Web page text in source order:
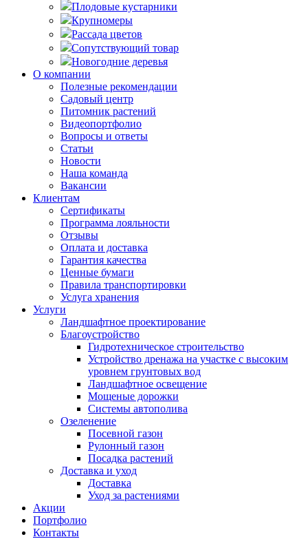
Плодовые кустарники
Крупномеры
Рассада цветов
Сопутствующий товар
Новогодние деревья
О компании
Полезные рекомендации
Садовый центр
Питомник растений
Видеопортфолио
Вопросы и ответы
Статьи
Новости
Наша команда
Вакансии
Клиентам
Сертификаты
Программа лояльности
Отзывы
Оплата и доставка
Гарантия качества
Ценные бумаги
Правила транспортировки
Услуга хранения
Услуги
Ландшафтное проектирование
Благоустройство
Гидротехническое строительство
Устройство дренажа на участке с высоким
уровнем грунтовых вод
Ландшафтное освещение
Мощеные дорожки
Системы автополива
Озеленение
Посевной газон
Рулонный газон
Посадка растений
Доставка и уход
Доставка
Уход за растениями
Акции
Портфолио
Контакты